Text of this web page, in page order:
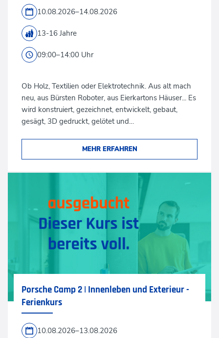
10.08.2026–14.08.2026
13-16 Jahre
09:00–14:00 Uhr
Ob Holz, Textilien oder Elektrotechnik. Aus alt mach
neu, aus Bürsten Roboter, aus Eierkartons Häuser... Es
wird konstruiert, gezeichnet, entwickelt, gebaut,
gesägt, 3D gedruckt, gelötet und…
MEHR ERFAHREN
Porsche Camp 2 | Innenleben und Exterieur -
Ferienkurs
10.08.2026–13.08.2026